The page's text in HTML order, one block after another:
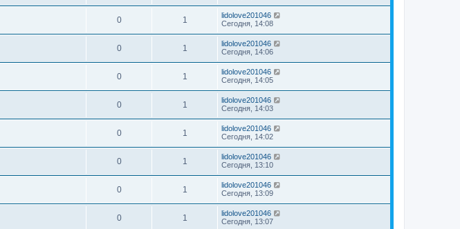
0 1
lidolove201046
Сегодня, 14:08
0 1
lidolove201046
Сегодня, 14:06
0 1
lidolove201046
Сегодня, 14:05
0 1
lidolove201046
Сегодня, 14:03
0 1
lidolove201046
Сегодня, 14:02
0 1
lidolove201046
Сегодня, 13:10
0 1
lidolove201046
Сегодня, 13:09
0 1
lidolove201046
Сегодня, 13:07